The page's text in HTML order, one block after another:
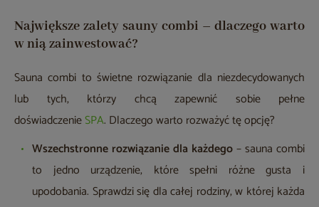
Największe zalety sauny combi – dlaczego warto
w nią zainwestować?
Sauna combi to świetne rozwiązanie dla niezdecydowanych
lub tych, którzy chcą zapewnić sobie pełne
doświadczenieSPA. Dlaczego warto rozważyć tę opcję?
Wszechstronne rozwiązanie dla każdego– sauna combi
to jedno urządzenie, które spełni różne gusta i
upodobania. Sprawdzi się dla całej rodziny, w której każda